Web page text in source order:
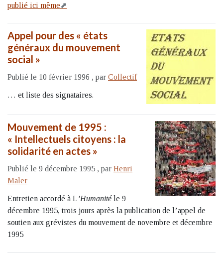
publié ici même
Appel pour des « états
généraux du mouvement
social »
Publié le 10 février 1996 , par Collectif
… et liste des signataires.
Mouvement de 1995 :
« Intellectuels citoyens : la
solidarité en actes »
Publié le 9 décembre 1995 , par Henri
Maler
Entretien accordé à L’Humanitéle 9
décembre 1995, trois jours après la publication de l’appel de
soutien aux grévistes du mouvement de novembre et décembre
1995